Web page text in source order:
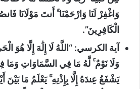
وَاغْفِرْ لَنَا وَارْحَمْنَا ۚ أَنتَ مَوْلَانَا
الْكَافِرِينَ”.
آية الكرسي: “اللَّهُ لَا إِلَٰهَ إِلَّا هُوَ
وَلَا نَوْمٌ ۚ لَّهُ مَا فِي السَّمَاوَاتِ
يَشْفَعُ عِندَهُ إِلَّا بِإِذْنِهِ ۚ يَعْلَمُ مَا بَيْنَ